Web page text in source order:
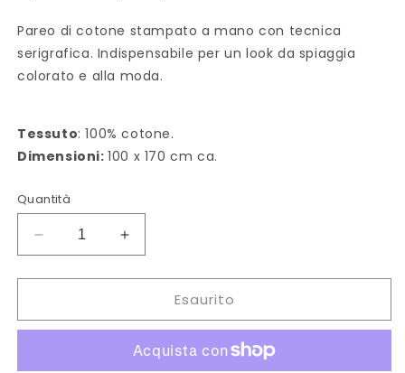
Pareo di cotone stampato a mano con tecnica
serigrafica. Indispensabile per un look da spiaggia
colorato e alla moda.
Tessuto: 100% cotone.
Dimensioni:100 x 170 cm ca.
Quantità
Diminuisci
quantità
per
Kalura
Aumenta
quantità
per
Kalura
Esaurito